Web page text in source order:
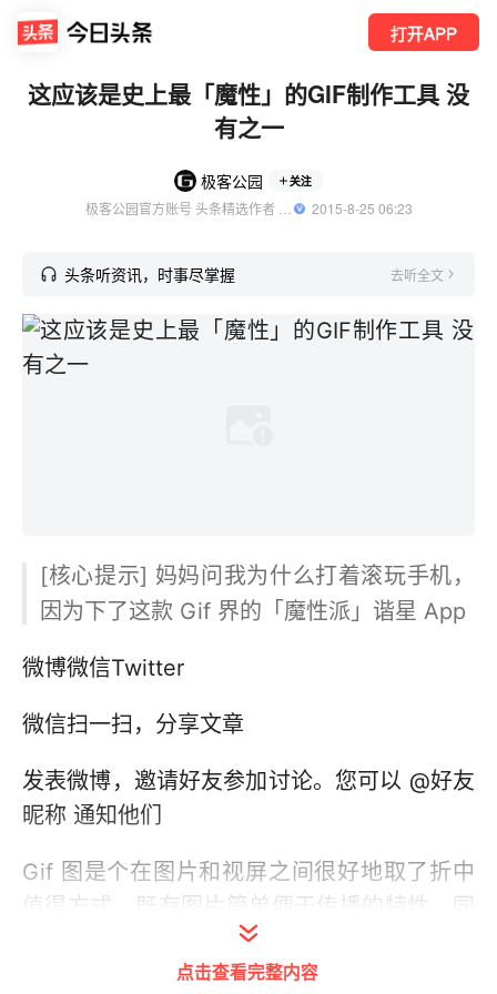
打开APP
这应该是史上最「魔性」的GIF制作工具 没
有之一
极客公园 关注
  2015-8-25 06:23
头条听资讯，时事尽掌握 去听全文
[核心提示] 妈妈问我为什么打着滚玩手机，
因为下了这款 Gif 界的「魔性派」谐星 App
微博微信Twitter
微信扫一扫，分享文章
发表微博，邀请好友参加讨论。您可以 @好友
昵称 通知他们
Gif 图是个在图片和视屏之间很好地取了折中
值得方式，既有图片简单便于传播的特性，同
时还具备了视频表达一段内容的能力。总是看
别人分享的有趣 Gif 图肯定不能过瘾，这时候
点击查看完整内容